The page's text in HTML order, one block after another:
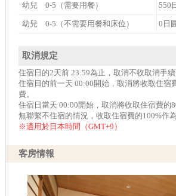
幼兒 0-5（需要用餐） 550
幼兒 0-5（不需要用餐和床位） 0日
取消規定
住宿日的2天前 23:59為止，取消不收取消手續
住宿日的前一天 00:00開始，取消將收取住宿
費。
住宿日當天 00:00開始，取消將收取住宿費的
無聯繫不住宿的情況，收取住宿費的100%作
※適用於日本時間（GMT+9）
客房情報